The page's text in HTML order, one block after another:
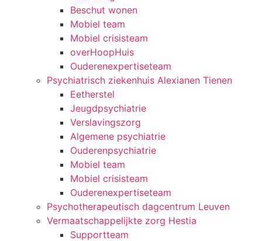
Beschut wonen
Mobiel team
Mobiel crisisteam
overHoopHuis
Ouderenexpertiseteam
Psychiatrisch ziekenhuis Alexianen Tienen
Eetherstel
Jeugdpsychiatrie
Verslavingszorg
Algemene psychiatrie
Ouderenpsychiatrie
Mobiel team
Mobiel crisisteam
Ouderenexpertiseteam
Psychotherapeutisch dagcentrum Leuven
Vermaatschappelijkte zorg Hestia
Supportteam